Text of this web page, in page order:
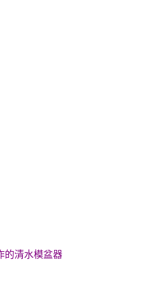
的清水模盆器